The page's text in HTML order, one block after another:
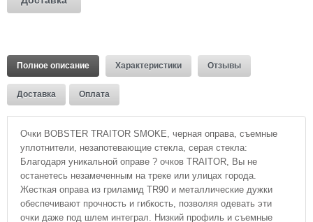
Полное описание Характеристики Отзывы
Доставка Оплата
Очки BOBSTER TRAITOR SMOKE, черная оправа, съемные
уплотнители, незапотевающие стекла, серая стекла:
Благодаря уникальной оправе ? очков TRAITOR, Вы не
останетесь незамеченным на треке или улицах города.
Жесткая оправа из гриламид TR90 и металлические дужки
обеспечивают прочность и гибкость, позволяя одевать эти
очки даже под шлем интеграл. Низкий профиль и съемные